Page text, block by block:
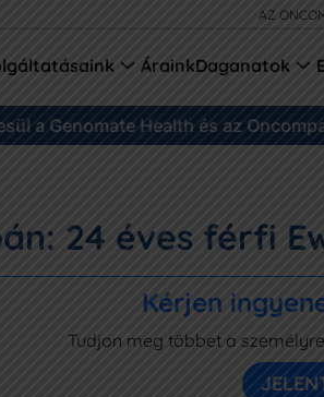
AZ
ÁrainkDaganatok
a Genomate Health és az
24 éves férfi
Kérjen
Tudjon meg többet a